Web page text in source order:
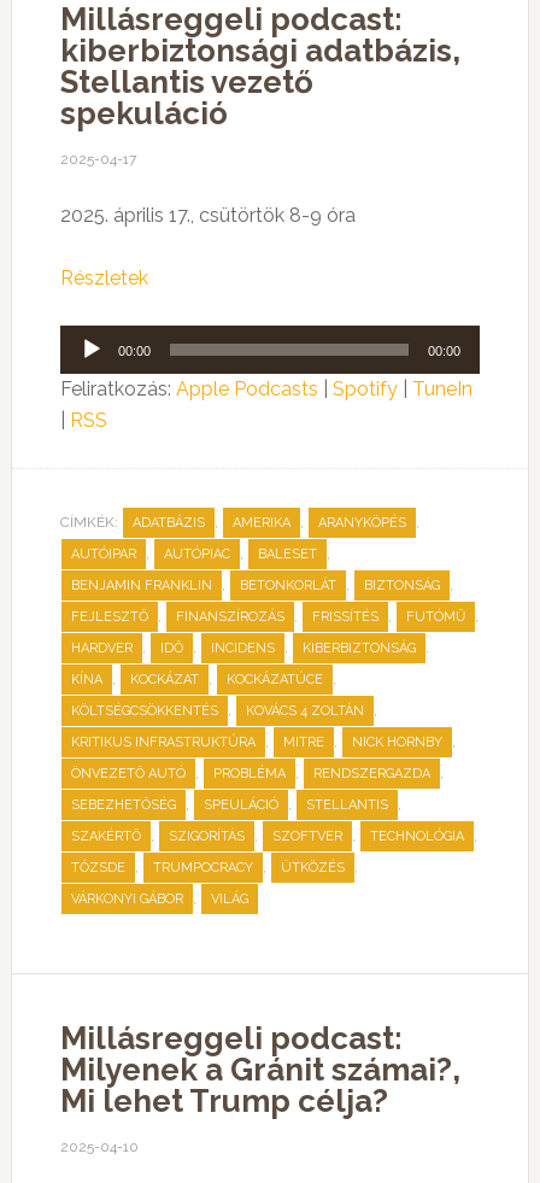
Millásreggeli podcast:
kiberbiztonsági adatbázis,
Stellantis vezető
spekuláció
2025-04-17
2025. április 17., csütörtök 8-9 óra
Részletek
Audió
lejátszó
00:00 00:00
Feliratkozás: Apple Podcasts Spotify| TuneIn
RSS
CÍMKÉK: ADATBÁZIS , AMERIKA , ARANYKÖPÉS ,
AUTÓIPAR , AUTÓPIAC , BALESET ,
BENJAMIN FRANKLIN , BETONKORLÁT , BIZTONSÁG ,
FEJLESZTŐ , FINANSZÍROZÁS , FRISSÍTÉS , FUTÓMŰ ,
HARDVER , IDŐ , INCIDENS , KIBERBIZTONSÁG ,
KÍNA , KOCKÁZAT , KOCKÁZATÚCE ,
KÖLTSÉGCSÖKKENTÉS , KOVÁCS 4 ZOLTÁN ,
KRITIKUS INFRASTRUKTÚRA , MITRE , NICK HORNBY ,
ÖNVEZETŐ AUTÓ , PROBLÉMA , RENDSZERGAZDA ,
SEBEZHETŐSÉG , SPEULÁCIÓ , STELLANTIS ,
SZAKÉRTŐ , SZIGORÍTÁS , SZOFTVER , TECHNOLÓGIA ,
TŐZSDE , TRUMPOCRACY , ÜTKÖZÉS ,
VÁRKONYI GÁBOR , VILÁG
Millásreggeli podcast:
Milyenek a Gránit számai?,
Mi lehet Trump célja?
2025-04-10